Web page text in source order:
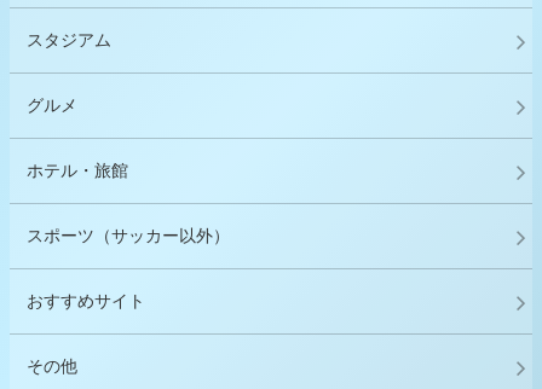
スタジアム
グルメ
ホテル・旅館
スポーツ（サッカー以外）
おすすめサイト
その他